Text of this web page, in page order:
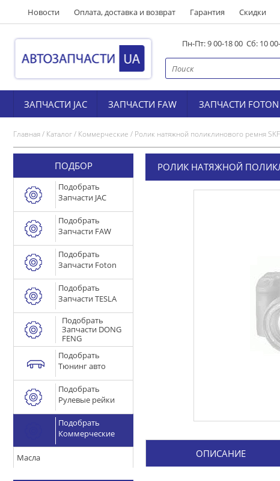
Новости Оплата, доставка и возврат Гарантия Скидки
Пн-Пт: 9 00-18 00 Сб: 10
ЗАПЧАСТИ JAC ЗАПЧАСТИ FAW ЗАПЧАСТИ FOTON
Главная/ Каталог/ Коммерческие / Ролик натяжной поликлинового ремня SKF
ПОДБОР
Подобрать
Запчасти JAC
Подобрать
Запчасти FAW
Подобрать
Запчасти Foton
Подобрать
Запчасти TESLA
Подобрать
Запчасти DONG
FENG
Подобрать
Тюнинг авто
Подобрать
Рулевые рейки
Подобрать
Коммерческие
Масла
РОЛИК НАТЯЖНОЙ
ОПИСАНИЕ